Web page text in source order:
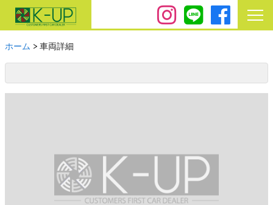
ホーム > 車両詳細